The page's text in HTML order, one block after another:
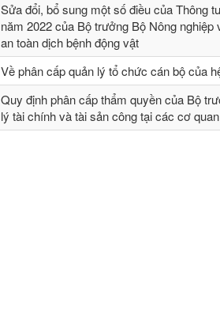
Sửa đổi, bổ sung một số điều của Thông
năm 2022 của Bộ trưởng Bộ Nông
an toàn dịch bệnh động vật
Về phân cấp quản lý tổ chức cán bộ của
Quy định phân cấp thẩm quyền của Bộ
lý tài chính và tài sản công tại các cơ